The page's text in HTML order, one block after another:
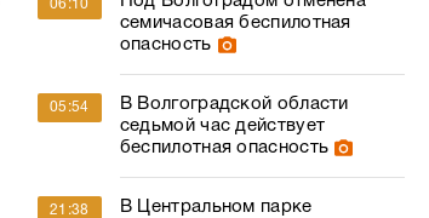
06:10
семичасовая беспилотная
опасность
05:54
В Волгоградской области
седьмой час действует
беспилотная опасность
21:38
В Центральном парке